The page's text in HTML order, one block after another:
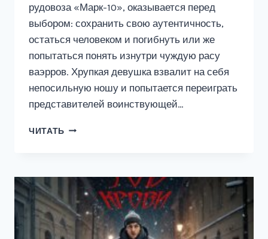
рудовоза «Марк-10», оказывается перед
выбором: сохранить свою аутентичность,
остаться человеком и погибнуть или же
попытаться понять изнутри чуждую расу
ваэрров. Хрупкая девушка взвалит на себя
непосильную ношу и попытается переиграть
представителей воинствующей…
ЧИТАТЬ ПОСЛЕДНИЙ